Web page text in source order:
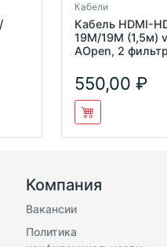
Кабели
Кабель HDMI-
19M/19M (1,5м)
AOpen, 2
550,00
Компания
Вакансии
Политика